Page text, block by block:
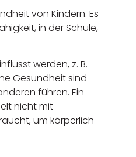
von Kindern. Es
in der Schule,
werden, z. B.
Gesundheit sind
führen. Ein
nicht mit
um körperlich